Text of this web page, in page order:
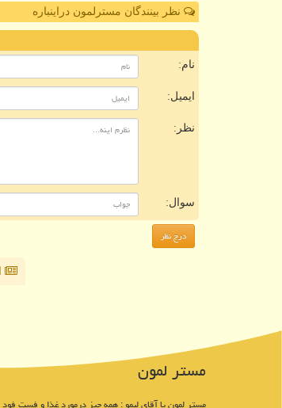
نظر بینندگان مسترلمون دراینباره
نام:
ایمیل:
نظر:
سوال:
مستر لمون
مستر لمون یا آقای لیمو : همه چیز درمورد غذا و فست فود